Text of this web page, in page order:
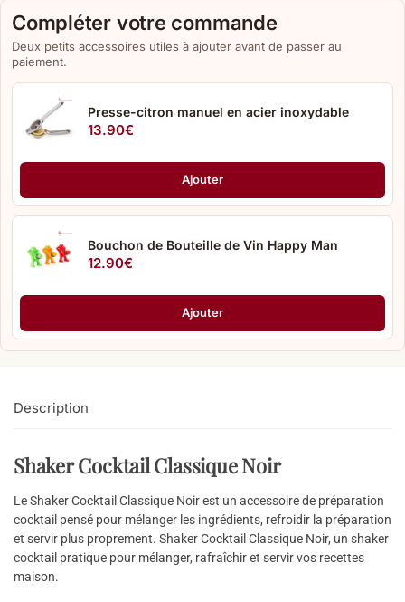
Compléter votre commande
Deux petits accessoires utiles à ajouter avant de passer au
paiement.
Presse-citron manuel en acier inoxydable
13.90€
Ajouter
Bouchon de Bouteille de Vin Happy Man
12.90€
Ajouter
Description
Shaker Cocktail Classique Noir
Le Shaker Cocktail Classique Noir est un accessoire de préparation
cocktail pensé pour mélanger les ingrédients, refroidir la préparation
et servir plus proprement. Shaker Cocktail Classique Noir, un shaker
cocktail pratique pour mélanger, rafraîchir et servir vos recettes
maison.